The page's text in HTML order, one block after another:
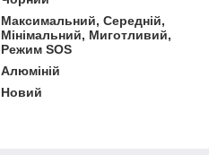
Максимальний, Середній,
Мінімальний, Миготливий,
Режим SOS
Алюміній
Новий